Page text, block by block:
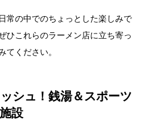
常の中でのちょっとした楽しみで
ひこれらのラーメン店に立ち寄っ
てください。
シュ！銭湯＆スポーツ
施設